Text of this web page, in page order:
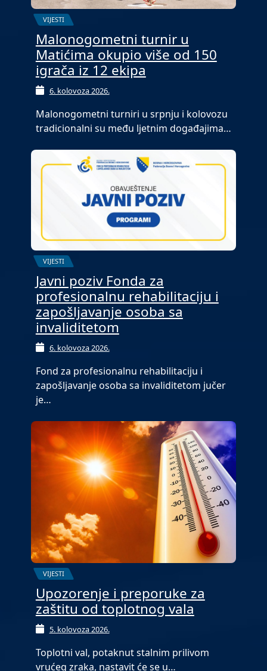
VIJESTI
Malonogometni turnir u
Matićima okupio više od 150
igrača iz 12 ekipa
6. kolovoza 2026.
Malonogometni turniri u srpnju i kolovozu
tradicionalni su među ljetnim događajima…
VIJESTI
Javni poziv Fonda za
profesionalnu rehabilitaciju i
zapošljavanje osoba sa
invaliditetom
6. kolovoza 2026.
Fond za profesionalnu rehabilitaciju i
zapošljavanje osoba sa invaliditetom jučer
je…
VIJESTI
Upozorenje i preporuke za
zaštitu od toplotnog vala
5. kolovoza 2026.
Toplotni val, potaknut stalnim prilivom
vrućeg zraka, nastavit će se u…